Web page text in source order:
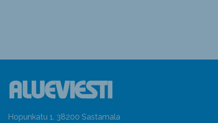
Hopunkatu 1, 38200 Sastamala